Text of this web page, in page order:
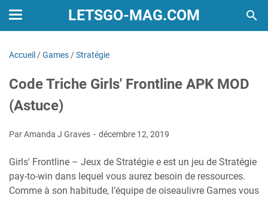
LETSGO-MAG.COM
Accueil /Games /Stratégie
Code Triche Girls' Frontline APK MOD
(Astuce)
Par Amanda J Graves décembre 12, 2019
Girls' Frontline – Jeux de Stratégie e est un jeu de Stratégie
pay-to-win dans lequel vous aurez besoin de ressources.
Comme à son habitude, l’équipe de oiseaulivre Games vous